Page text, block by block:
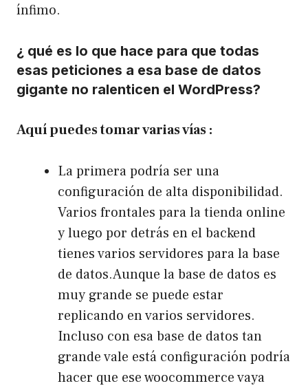
ínfimo.
¿ qué es lo que hace para que todas
esas peticiones a esa base de datos
gigante no ralenticen el WordPress?
Aquí puedes tomar varias vías :
La primera podría ser una
configuración de alta disponibilidad.
Varios frontales para la tienda online
y luego por detrás en el backend
tienes varios servidores para la base
de datos.Aunque la base de datos es
muy grande se puede estar
replicando en varios servidores.
Incluso con esa base de datos tan
grande vale está configuración podría
hacer que ese woocommerce vaya